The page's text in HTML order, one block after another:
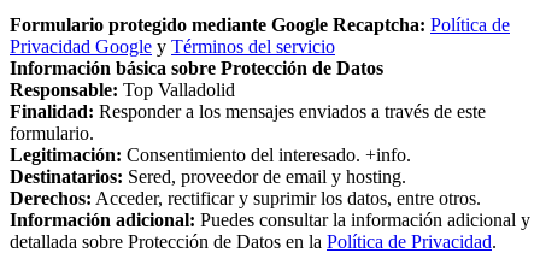
Formulario protegido mediante Google Recaptcha: Política de
Privacidad Google y Términos del servicio
Información básica sobre Protección de Datos
Responsable: Top Valladolid
Finalidad: Responder a los mensajes enviados a través de este
formulario.
Legitimación: Consentimiento del interesado. +info.
Destinatarios: Sered, proveedor de email y hosting.
Derechos: Acceder, rectificar y suprimir los datos, entre otros.
Información adicional: Puedes consultar la información adicional y
detallada sobre Protección de Datos en la Política de Privacidad.